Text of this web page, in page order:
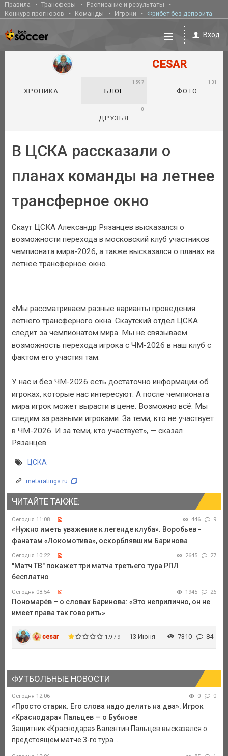
Правила Трансферы
Расписание и результаты
Конкурс прогнозов
Команды Игроки Фрибет без депозита
Вход
CESAR
ХРОНИКА БЛОГ
1597
ФОТО
131
ДРУЗЬЯ
0
В ЦСКА рассказали о
планах команды на летнее
трансферное окно
Скаут ЦСКА Александр Рязанцев высказался о
возможности перехода в московский клуб участников
чемпионата мира-2026, а также высказался о планах на
летнее трансферное окно.
«Мы рассматриваем разные варианты проведения
летнего трансферного окна. Скаутский отдел ЦСКА
следит за чемпионатом мира. Мы не связываем
возможность перехода игрока с ЧМ-2026 в наш клуб с
фактом его участия там.
У нас и без ЧМ-2026 есть достаточно информации об
игроках, которые нас интересуют. А после чемпионата
мира игрок может вырасти в цене. Возможно всё. Мы
следим за разными игроками. За теми, кто не участвует
в ЧМ-2026. И за теми, кто участвует», — сказал
Рязанцев.
ЦСКА
metaratings.ru
ЧИТАЙТЕ ТАКЖЕ:
Сегодня 11:08 446 9
«Нужно иметь уважение к легенде клуба». Воробьев -
фанатам «Локомотива», оскорблявшим Баринова
Сегодня 10:22 2645 27
"Матч ТВ" покажет три матча третьего тура РПЛ
бесплатно
Сегодня 08:54 1945 26
Пономарёв – о словах Баринова: «Это неприлично, он не
имеет права так говорить»
cesar 1.9 / 9 13 Июня 7310 84
ФУТБОЛЬНЫЕ НОВОСТИ
Сегодня 12:06 0 0
«Просто старик. Его слова надо делить на два». Игрок
«Краснодара» Пальцев — о Бубнове
Защитник «Краснодара» Валентин Пальцев высказался о
предстоящем матче 3-го тура ...